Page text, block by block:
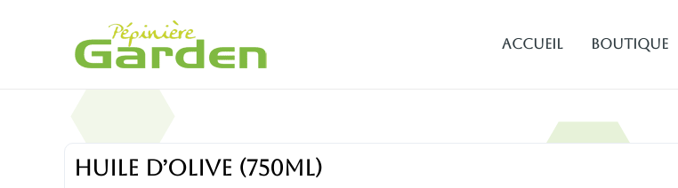
Accueil Boutique
Huile d’olive (750ML)
d'olive